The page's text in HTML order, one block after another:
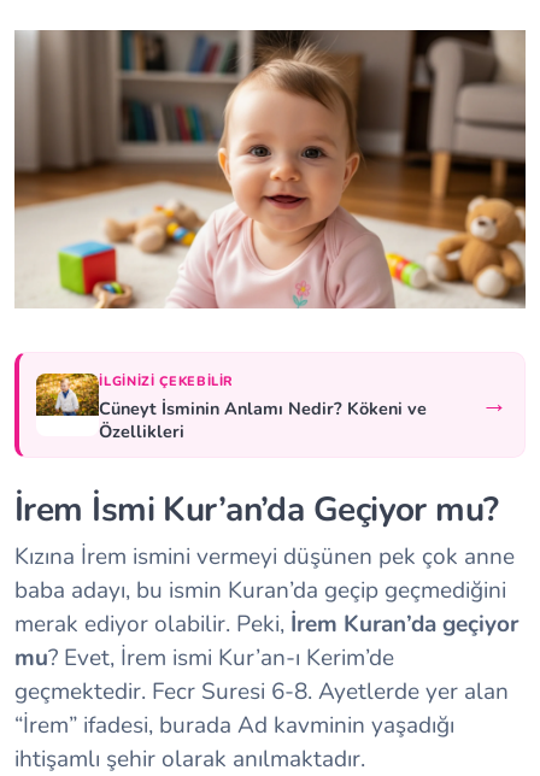
İLGINIZI ÇEKEBILIR
Cüneyt İsminin Anlamı Nedir? Kökeni ve
Özellikleri
→
İrem İsmi Kur’an’da Geçiyor mu?
Kızına İrem ismini vermeyi düşünen pek çok anne
baba adayı, bu ismin Kuran’da geçip geçmediğini
merak ediyor olabilir. Peki, İrem Kuran’da geçiyor
mu? Evet, İrem ismi Kur’an-ı Kerim’de
geçmektedir. Fecr Suresi 6-8. Ayetlerde yer alan
“İrem” ifadesi, burada Ad kavminin yaşadığı
ihtişamlı şehir olarak anılmaktadır.